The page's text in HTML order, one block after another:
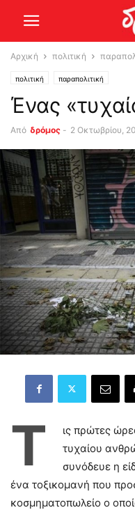
Αρχική πολιτική
πολιτική παραπολιτική
Ένας
Από δρόμος - 2 Οκτωβρίου,
Τ
ις πρώτες
τυχαίου
συνόδευε η
ένα τοξικομανή που
κοσμηματοπωλείο ο